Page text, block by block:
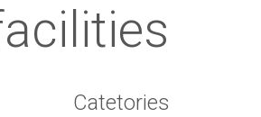
Catetories